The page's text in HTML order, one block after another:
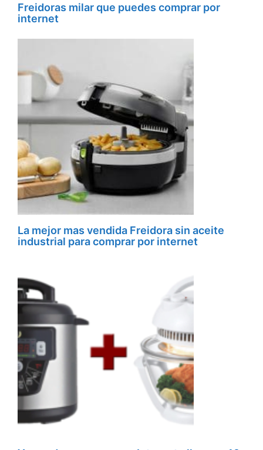
Freidoras milar que puedes comprar por
internet
La mejor mas vendida Freidora sin aceite
industrial para comprar por internet